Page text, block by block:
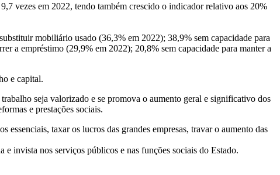
vezes em 2022, tendo também crescido o indicador relativo aos 20%
mobiliário usado (36,3% em 2022); 38,9% sem capacidade para
a empréstimo (29,9% em 2022); 20,8% sem capacidade para manter a
e capital.
seja valorizado e se promova o aumento geral e significativo dos
e prestações sociais.
taxar os lucros das grandes empresas, travar o aumento das
invista nos serviços públicos e nas funções sociais do Estado.